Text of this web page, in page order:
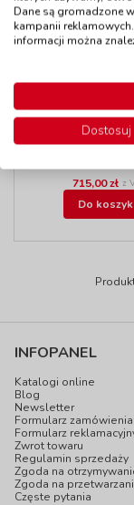
Stolik
dzieci -
kod:
715,00 zł z
Do
INFOPANEL
Katalogi online
Blog
Newsletter
Formularz zamówienia
Formularz
Zwrot towaru
Regulamin sprzedaży
Zgoda na
Zgoda na
Częste pytania
Dane są gromadzone
kampanii
informacji można
Dostosuj